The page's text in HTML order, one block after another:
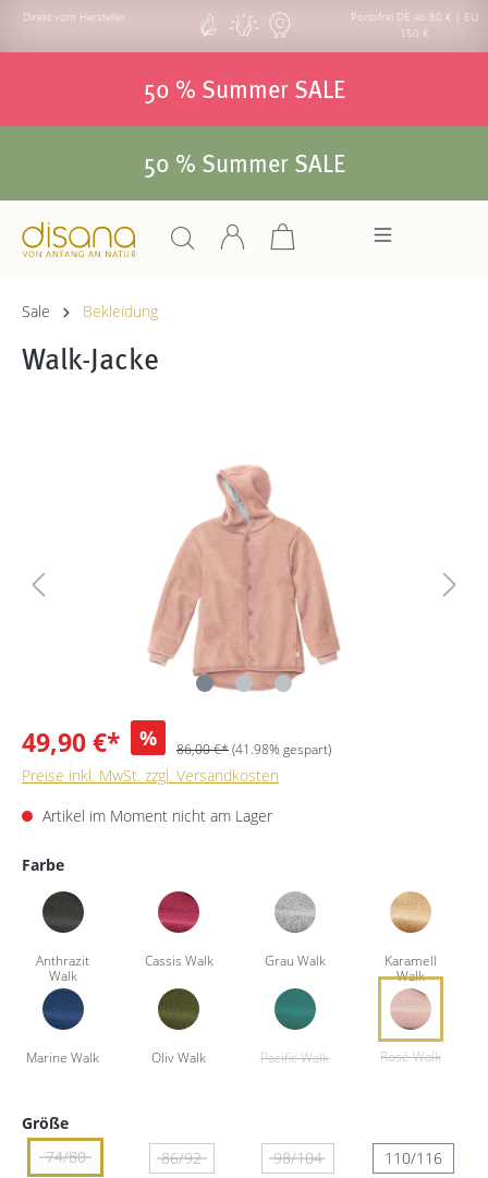
Direkt vom Hersteller
Portofrei DE ab 80 € | EU
150 €
50 % Summer SALE
50 % Summer SALE
Sale Bekleidung
Walk-Jacke
49,90 €* % 86,00 €*(41.98% gespart)
Preise inkl. MwSt. zzgl. Versandkosten
Artikel im Moment nicht am Lager
Farbe
Größe
74/80
86/92 98/104 110/116